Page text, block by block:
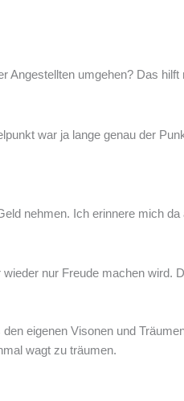
umgehen? Das
war ja lange genau der
nehmen. Ich erinnere mich
nur Freude machen wird.
eigenen Visonen und
wagt zu träumen.